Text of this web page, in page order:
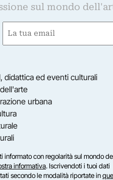
sul mondo
Email
didattica ed eventi culturali
urbana
con regolarità sul mondo
informativa. Iscrivendoti i tuoi dati
secondo le modalità riportate in